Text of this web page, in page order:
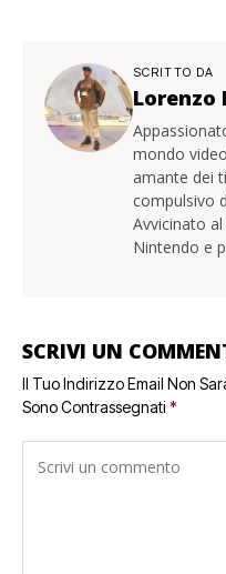
SCRITTO DA
Lorenzo
mondo
amante dei
compulsivo
Avvicinato
Nintendo e
SCRIVI UN
Il Tuo Indirizzo Email Non
Sono Contrassegnati *